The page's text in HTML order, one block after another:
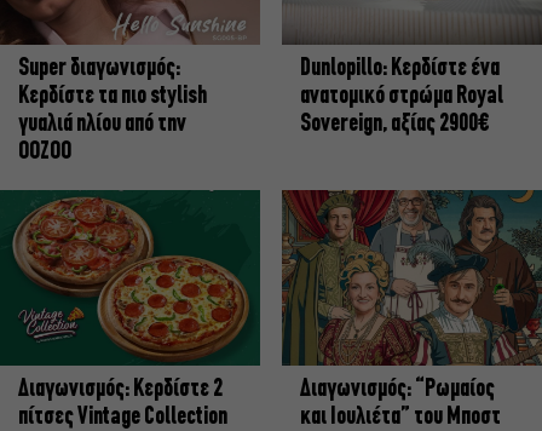
Super διαγωνισμός:
Κερδίστε τα πιο stylish
γυαλιά ηλίου από την
OOZOO
Dunlopillo: Κερδίστε ένα
ανατομικό στρώμα Royal
Sovereign, αξίας 2900€
Διαγωνισμός: Κερδίστε 2
πίτσες Vintage Collection
Διαγωνισμός: “Ρωμαίος
και Ιουλιέτα” του Μποστ